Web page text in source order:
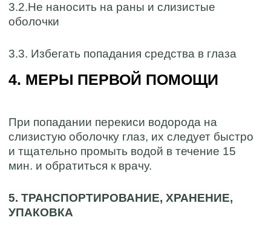
3.2.Не наносить на раны и слизистые
оболочки
3.3. Избегать попадания средства в глаза
4. МЕРЫ ПЕРВОЙ ПОМОЩИ
При попадании перекиси водорода на
слизистую оболочку глаз, их следует быстро
и тщательно промыть водой в течение 15
мин. и обратиться к врачу.
5. ТРАНСПОРТИРОВАНИЕ, ХРАНЕНИЕ,
УПАКОВКА